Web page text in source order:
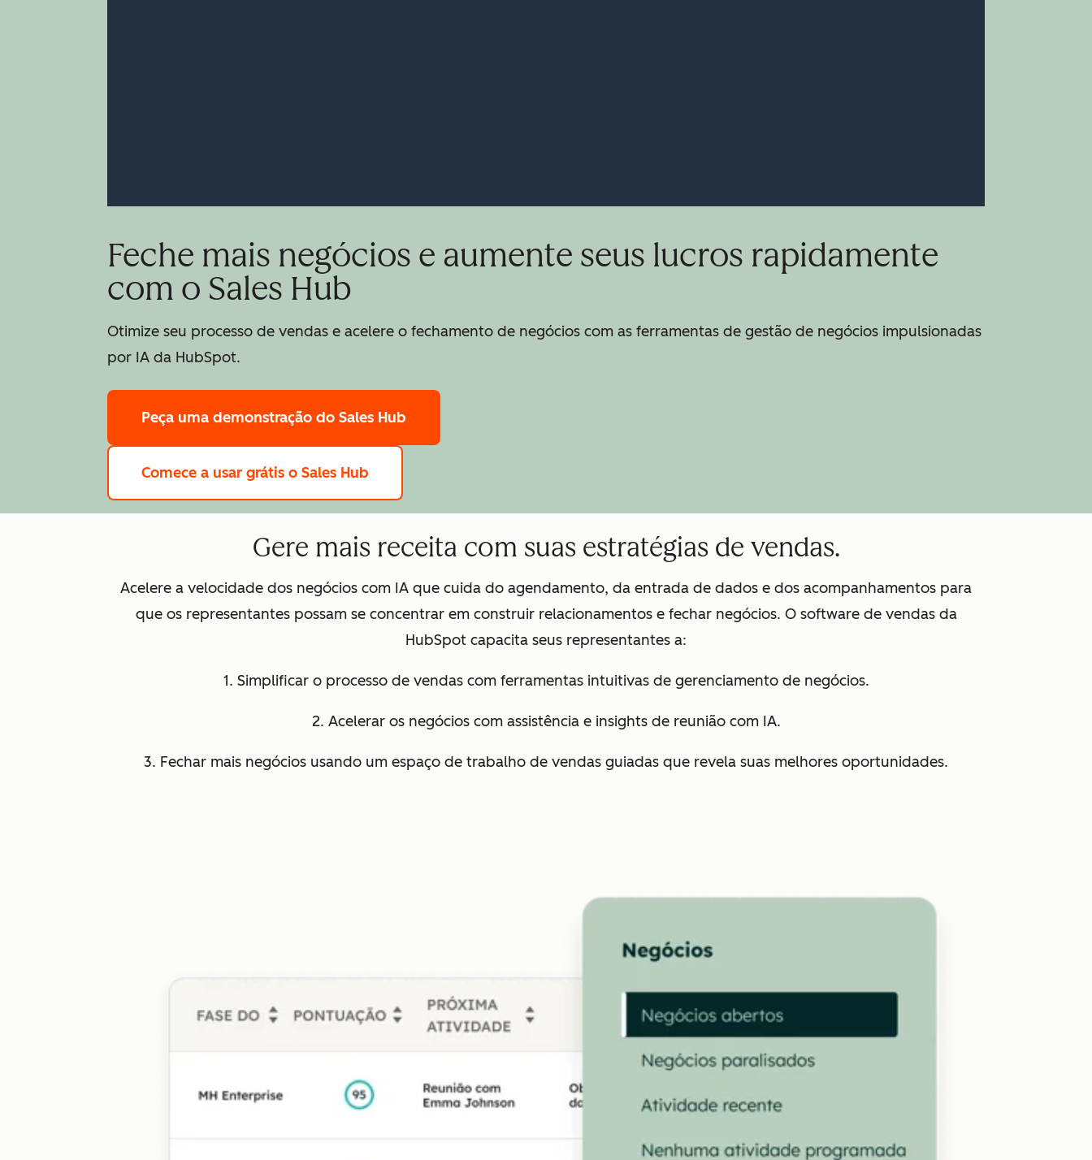
Feche mais negócios e aumente seus lucros rapidamente
com o Sales Hub
Otimize seu processo de vendas e acelere o fechamento de negócios com as ferramentas de gestão de negócios impulsionadas
por IA da HubSpot.
Peça uma demonstração do Sales Hub
Comece a usar grátis o Sales Hub
Gere mais receita com suas estratégias de vendas.
Acelere a velocidade dos negócios com IA que cuida do agendamento, da entrada de dados e dos acompanhamentos para
que os representantes possam se concentrar em construir relacionamentos e fechar negócios. O software de vendas da
HubSpot capacita seus representantes a:
1. Simplificar o processo de vendas com ferramentas intuitivas de gerenciamento de negócios.
2. Acelerar os negócios com assistência e insights de reunião com IA.
3. Fechar mais negócios usando um espaço de trabalho de vendas guiadas que revela suas melhores oportunidades.